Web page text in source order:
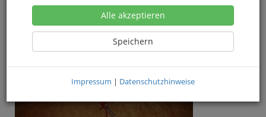
Herstellen einer Heilsalbe
Lagerfeuer
Ab 15 Jahre
Alle akzeptieren
Speichern
Impressum | Datenschutzhinweise